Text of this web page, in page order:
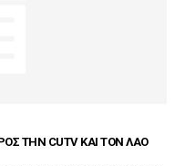
ΤΗΝ CUTV ΚΑΙ ΤΟΝ ΛΑΌ